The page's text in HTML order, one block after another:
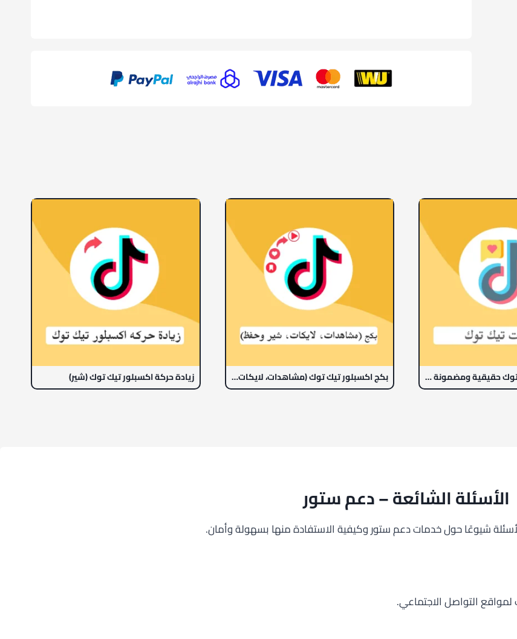
زيادة لايكات تيك توك حقيقية ومضمونة | تنفيذ سريع بكج اكسبلور تيك توك (مشاهدات، لايكات، شير، حفظ) زيادة حركة اكسبلور تيك توك (شير)
الأسئلة الشائعة – دعم ستور
شيوعًا حول خدمات دعم ستور وكيفية الاستفادة منها بسهولة وأمان.
التواصل الاجتماعي.